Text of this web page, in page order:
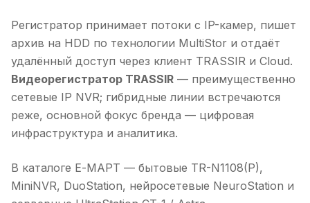
Регистратор принимает потоки с IP-камер, пишет
архив на HDD по технологии MultiStor и отдаёт
удалённый доступ через клиент TRASSIR и Cloud.
Видеорегистратор TRASSIR — преимущественно
сетевые IP NVR; гибридные линии встречаются
реже, основной фокус бренда — цифровая
инфраструктура и аналитика.
В каталоге Е-МАРТ — бытовые TR-N1108(P),
MiniNVR, DuoStation, нейросетевые NeuroStation и